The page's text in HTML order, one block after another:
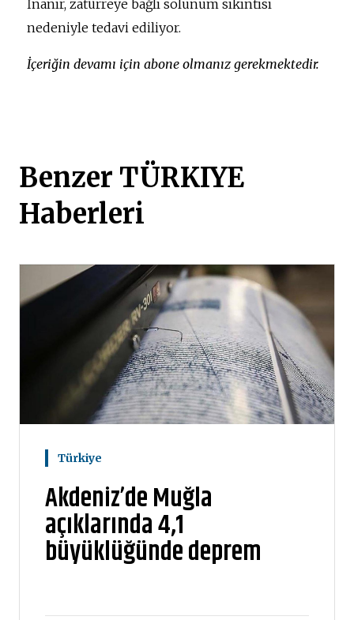
İnanır, zatürreye bağlı solunum sıkıntısı
nedeniyle tedavi ediliyor.
İçeriğin devamı için abone olmanız gerekmektedir.
Benzer TÜRKIYE
Haberleri
Türkiye
Akdeniz’de Muğla
açıklarında 4,1
büyüklüğünde deprem